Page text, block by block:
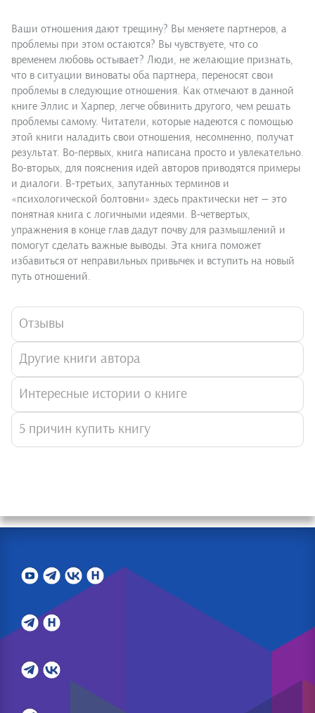
Ваши отношения дают трещину? Вы меняете партнеров, а
проблемы при этом остаются? Вы чувствуете, что со
временем любовь остывает? Люди, не желающие признать,
что в ситуации виноваты оба партнера, переносят свои
проблемы в следующие отношения. Как отмечают в данной
книге Эллис и Харпер, легче обвинить другого, чем решать
проблемы самому. Читатели, которые надеются с помощью
этой книги наладить свои отношения, несомненно, получат
результат. Во-первых, книга написана просто и увлекательно.
Во-вторых, для пояснения идей авторов приводятся примеры
и диалоги. В-третьих, запутанных терминов и
«психологической болтовни» здесь практически нет — это
понятная книга с логичными идеями. В-четвертых,
упражнения в конце глав дадут почву для размышлений и
помогут сделать важные выводы. Эта книга поможет
избавиться от неправильных привычек и вступить на новый
путь отношений.
Отзывы
Другие книги автора
Интересные истории о книге
5 причин купить книгу